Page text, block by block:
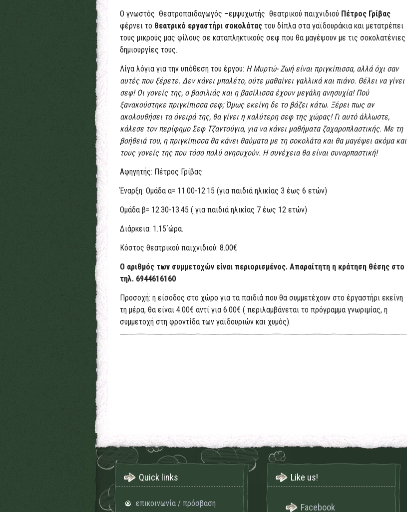
Ο γνωστός Θεατροπαιδαγωγός –εμψυχωτής θεατρικού παιχνιδιού Πέτρος Γρίβας
φέρνει το θεατρικό εργαστήρι σοκολάταςτου δίπλα στα γαϊδουράκια και μετατρέπει
τους μικρούς μας φίλους σε καταπληκτικούς σεφ που θα μαγέψουν με τις σοκολατένιες
δημιουργίες τους.
Λίγα λόγια για την υπόθεση του έργου: Η Μυρτώ- Ζωή είναι πριγκίπισσα, αλλά όχι σαν
αυτές που ξέρετε. Δεν κάνει μπαλέτο, ούτε μαθαίνει γαλλικά και πιάνο. Θέλει να γίνει
σεφ! Οι γονείς της, ο βασιλιάς και η βασίλισσα έχουν μεγάλη ανησυχία!Πού
ξανακούστηκε πριγκίπισσα σεφ; Όμως εκείνη δε το βάζει κάτω. Ξέρει πως αν
ακολουθήσει τα όνειρά της, θα γίνει η καλύτερη σεφ της χώρας!Γι αυτό άλλωστε,
κάλεσε τον περίφημο Σεφ Τζαντούγια, για να κάνει μαθήματα ζαχαροπλαστικής. Με τη
βοήθειά του, η πριγκίπισσα θα κάνει θαύματα με τη σοκολάτα και θα μαγέψει ακόμα και
τους γονείς της που τόσο πολύ ανησυχούν. Η συνέχεια θα είναι συναρπαστική!
Αφηγητής: Πέτρος Γρίβας
Έναρξη: Ομάδα α= 11.00-12.15 (για παιδιά ηλικίας 3 έως 6 ετών)
Ομάδα β= 12.30-13.45 ( για παιδιά ηλικίας 7 έως 12 ετών)
Διάρκεια: 1.15΄ώρα.
Κόστος θεατρικού παιχνιδιού: 8.00€
Ο αριθμός των συμμετοχών είναι περιορισμένος. Απαραίτητη η κράτηση θέσης στο
τηλ. 6944616160
Προσοχή: η είσοδος στο χώρο για τα παιδιά που θα συμμετέχουν στο έργαστήρι εκείνη
τη μέρα, θα είναι 4.00€ αντί για 6.00€ ( περιλαμβάνεται το πρόγραμμα γνωριμίας, η
συμμετοχή στη φροντίδα των γαϊδουριών και χυμός).
Quick links
επικοινωνία / πρόσβαση
Like us!
Facebook